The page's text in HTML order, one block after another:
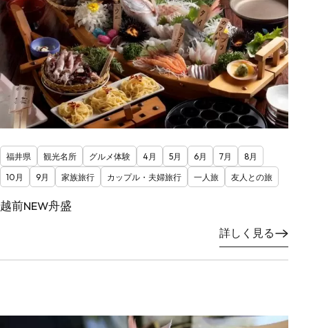
福井県 観光名所 グルメ体験 4月 5月 6月 7月
8月
10月
9月 家族旅行 カップル・夫婦旅行 一人旅 友人との旅
越前NEW舟盛
詳しく見る